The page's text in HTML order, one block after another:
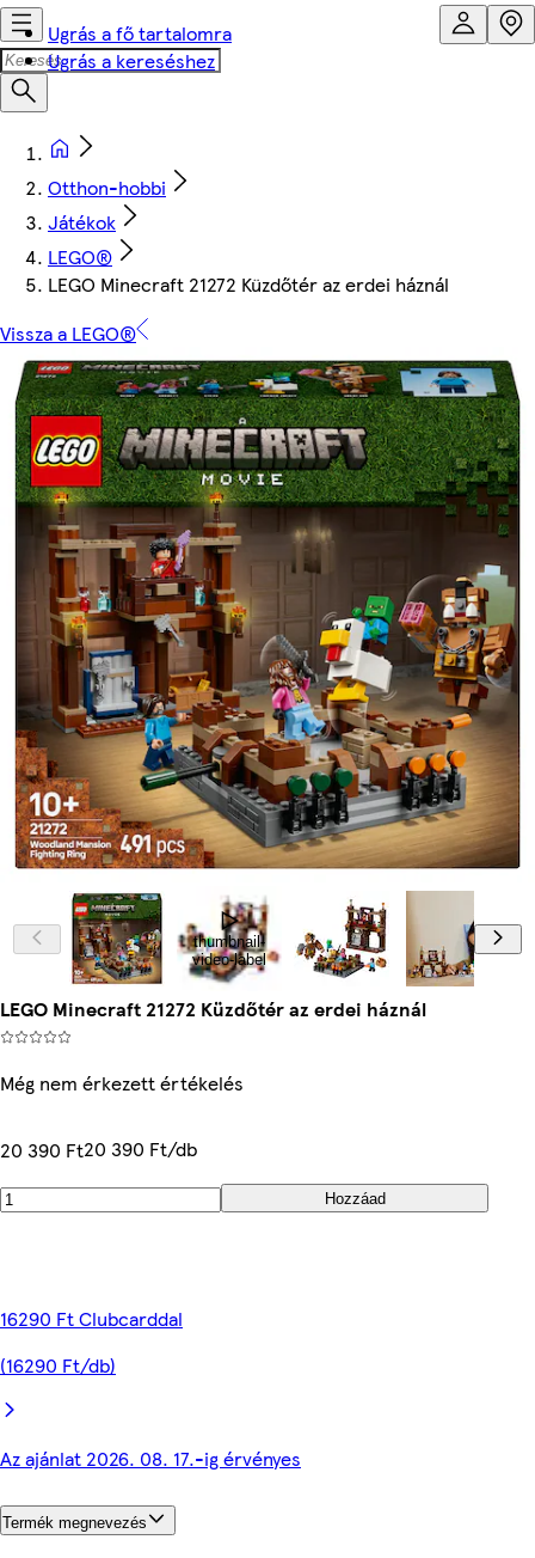
Ugrás a fő tartalomra
Ugrás a kereséshez
Otthon-hobbi
Játékok
LEGO®
LEGO Minecraft 21272 Küzdőtér az erdei háznál
Vissza a LEGO®
thumbnail-
video-label
LEGO Minecraft 21272 Küzdőtér az erdei háznál
Még nem érkezett értékelés
20 390 Ft20 390 Ft/db
Hozzáad
16290 Ft Clubcarddal
(16290 Ft/db)
Az ajánlat 2026. 08. 17.-ig érvényes
Termék megnevezés